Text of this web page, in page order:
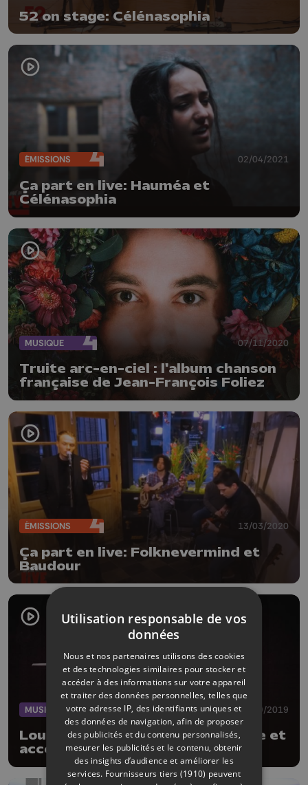
52 on stage: Célénasophia
ÉMISSIONS 02/04/2021
Ça part en live: Hauméa et
Célénasophia
MUSIQUE 07/11/2020
Truite arc-en-ciel : l'album chanson
française de Jean-François Foliez
ÉMISSIONS 13/03/2020
Ça part en live: Folknevermind et
Baudour
MUSIQUE 19/09/2019
Louise O'sman, chanson française et
accordéon !
Utilisation responsable de vos
données
Nous et nos partenaires utilisons des cookies
et des technologies similaires pour stocker et
accéder à des informations sur votre appareil
et traiter des données personnelles, telles que
votre adresse IP, des identifiants uniques et
des données de navigation, afin de proposer
des publicités et du contenu personnalisés,
mesurer les publicités et le contenu, obtenir
des insights d’audience et améliorer les
services. Fournisseurs tiers (1910) peuvent